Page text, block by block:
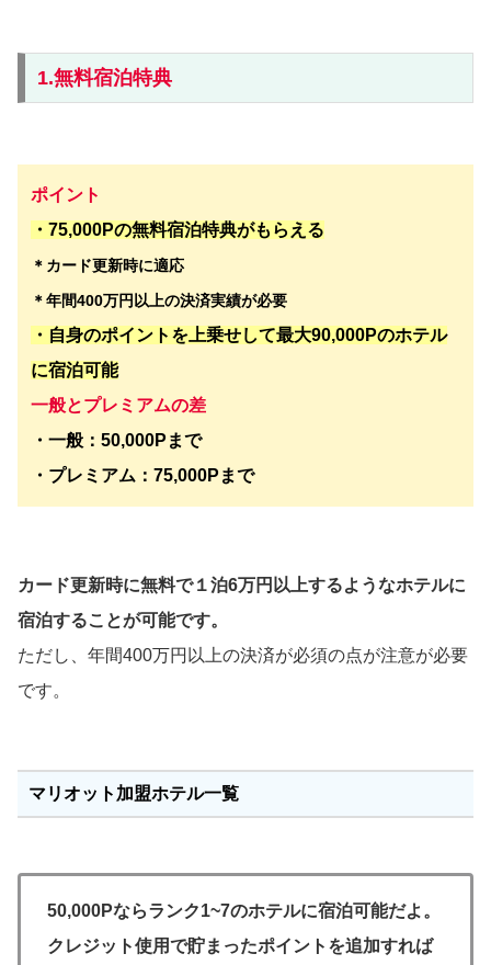
1.無料宿泊特典
ポイント
・75,000Pの無料宿泊特典がもらえる
＊カード更新時に適応
＊年間400万円以上の決済実績が必要
・自身のポイントを上乗せして最大90,000Pのホテル
に宿泊可能
一般とプレミアムの差
・一般：50,000Pまで
・プレミアム：75,000Pまで
カード更新時に無料で１泊6万円以上するようなホテルに
宿泊することが可能です。
ただし、年間400万円以上の決済が必須の点が注意が必要
です。
マリオット加盟ホテル一覧
50,000Pならランク1~7のホテルに宿泊可能だよ。
クレジット使用で貯まったポイントを追加すれば